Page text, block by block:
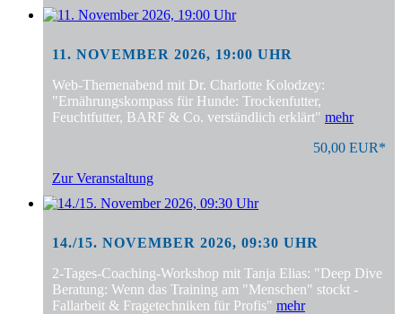
11. NOVEMBER 2026, 19:00 UHR
Web-Themenabend mit Dr. Charlotte Kolodzey:
"Ernährungskompass für Hunde: Trockenfutter,
Feuchtfutter, BARF & Co. verständlich erklärt" mehr
50,00 EUR*
Zur Veranstaltung
14./15. NOVEMBER 2026, 09:30 UHR
2-Tages-Coaching-Workshop mit Tanja Elias: "Deep Dive
Beratung: Wenn das Training am "Menschen" stockt -
Fallarbeit & Fragetechniken für Profis" mehr